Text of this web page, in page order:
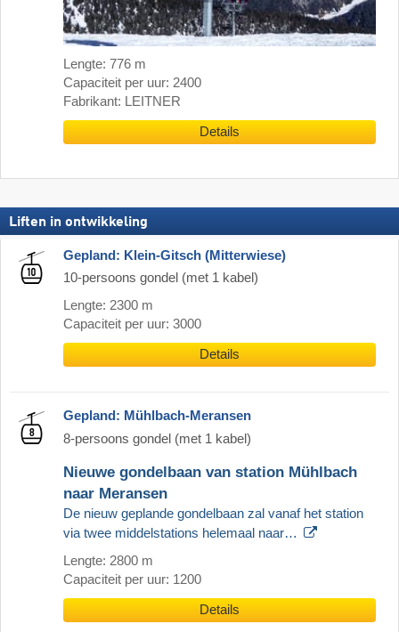
Lengte: 776 m
Capaciteit per uur: 2400
Fabrikant: LEITNER
Details
Liften in ontwikkeling
Gepland: Klein-Gitsch (Mitterwiese)
10-persoons gondel (met 1 kabel)
Lengte: 2300 m
Capaciteit per uur: 3000
Details
Gepland: Mühlbach-Meransen
8-persoons gondel (met 1 kabel)
Nieuwe gondelbaan van station Mühlbach
naar Meransen
De nieuw geplande gondelbaan zal vanaf het station
via twee middelstations helemaal naar…
Lengte: 2800 m
Capaciteit per uur: 1200
Details